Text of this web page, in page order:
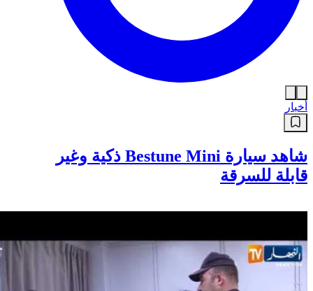
أخبار
شاهد سيارة Bestune Mini ذكية وغير
قابلة للسرقة